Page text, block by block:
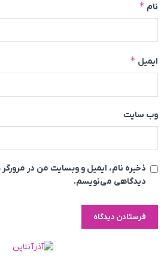
نام *
ایمیل *
وب‌ سایت
ذخیره نام، ایمیل و وبسایت من در مرورگر
دیدگاهی می‌نویسم.